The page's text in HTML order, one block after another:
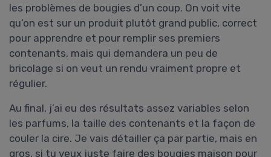
les problèmes de bougies d’un coup. On voit vite
qu’on est sur un produit plutôt grand public, correct
pour apprendre et pour remplir ses premiers
contenants, mais qui demandera un peu de
bricolage si on veut un rendu vraiment propre et
régulier.
Au final, j’ai eu des résultats assez variables selon
les parfums, la taille des contenants et la façon de
couler la cire. Je vais détailler ça par partie, mais en
gros, si tu veux juste faire des bougies maison pour